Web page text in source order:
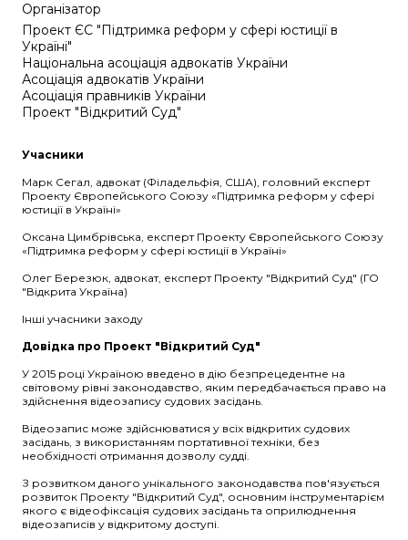
Організатор
Проект ЄС "Підтримка реформ у сфері юстиції в
Україні"
Національна асоціація адвокатів України
Асоціація адвокатів України
Асоціація правників України
Проект "Відкритий Суд"
Учасники
Марк Сегал, адвокат (Філадельфія, США), головний експерт
Проекту Європейського Союзу «Підтримка реформ у сфері
юстиції в Україні»
Оксана Цимбрівська, експерт Проекту Європейського Союзу
«Підтримка реформ у сфері юстиції в Україні»
Олег Березюк, адвокат, експерт Проекту "Відкритий Суд" (ГО
"Відкрита Україна)
Інші учасники заходу
Довідка про Проект "Відкритий Суд"
У 2015 році Україною введено в дію безпрецедентне на
світовому рівні законодавство, яким передбачається право на
здійснення відеозапису судових засідань.
Відеозапис може здійснюватися у всіх відкритих судових
засідань, з використанням портативної техніки, без
необхідності отримання дозволу судді.
З розвитком даного унікального законодавства пов'язується
розвиток Проекту "Відкритий Суд", основним інструментарієм
якого є відеофіксація судових засідань та оприлюднення
відеозаписів у відкритому доступі.